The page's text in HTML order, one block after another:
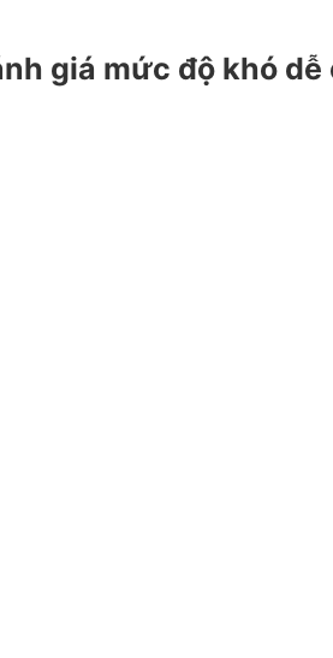
giá mức độ khó